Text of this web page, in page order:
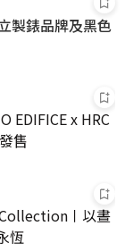
EDIFICE x HRC
發售
〡以晝
恆